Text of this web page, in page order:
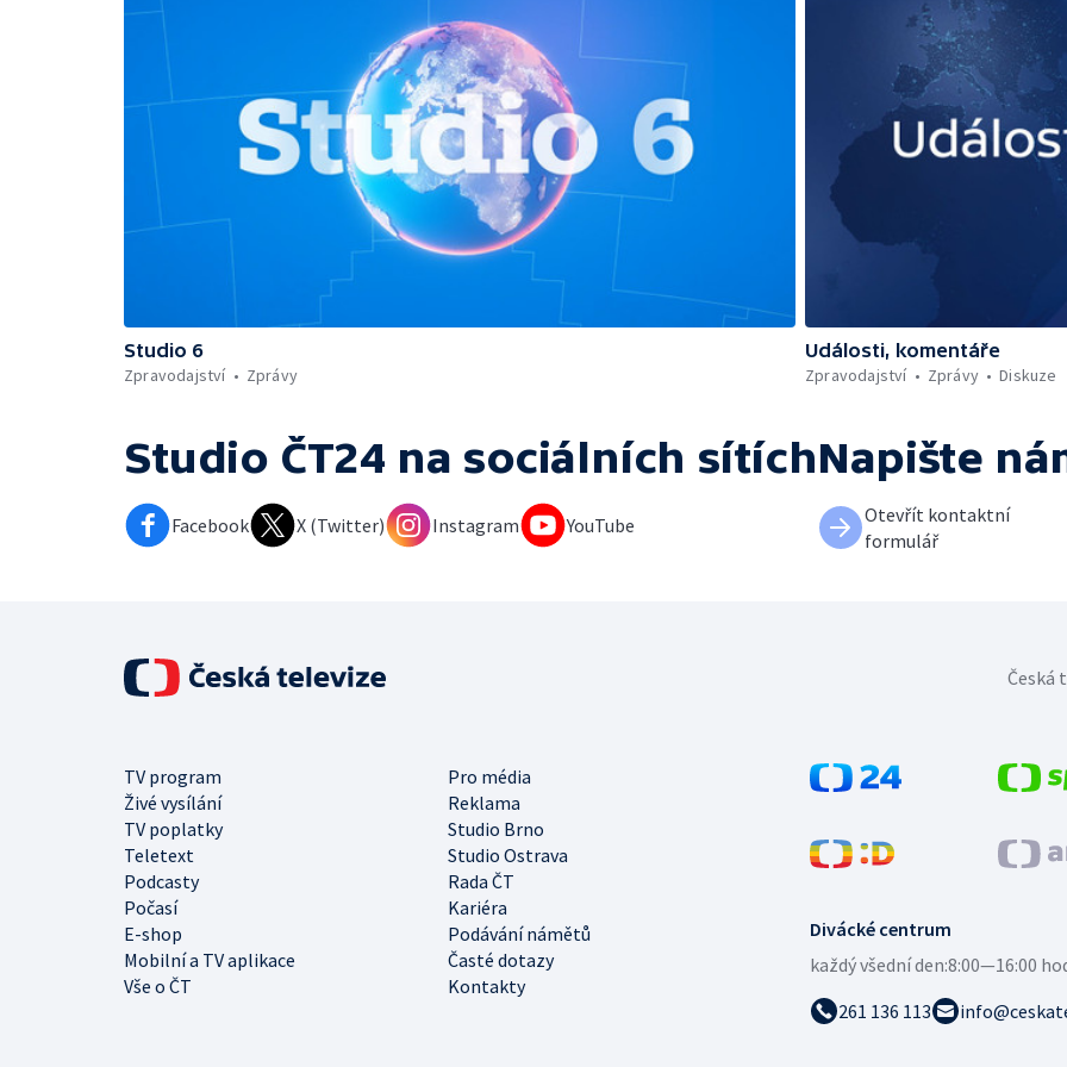
Studio 6
Zpravodajství
Zprávy
Události, komentáře
Zpravodajství
Zprávy Diskuze
Studio ČT24 na sociálních sítích
Facebook X (Twitter) Instagram YouTube
Napište
Otevřít kontaktní
formulář
Divácké centrum
každý všední den:8:00—16:00
261 136 113
TV program
Pro média
Živé vysílání
Reklama
TV poplatky
Studio Brno
Teletext
Studio Ostrava
Podcasty
Rada ČT
Počasí
Kariéra
E-shop
Podávání námětů
Mobilní a TV aplikace
Časté dotazy
Vše o ČT
Kontakty
Česká